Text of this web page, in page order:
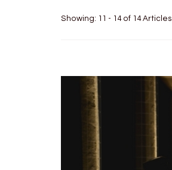
Showing: 11 - 14 of 14 Articles